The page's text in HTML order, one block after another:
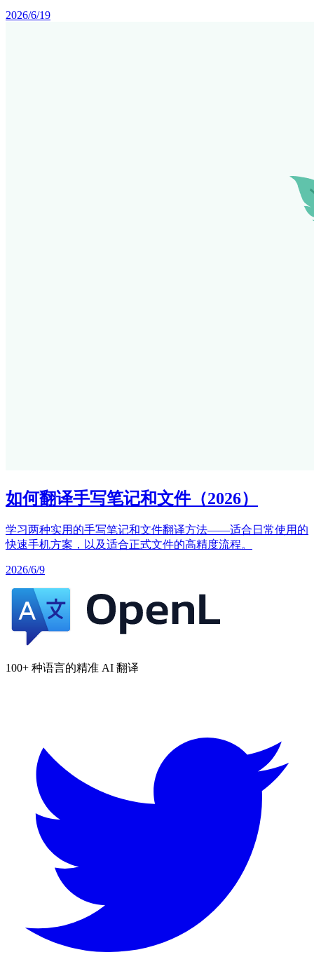
2026/6/19
如何翻译手写笔记和文件（2026）
学习两种实用的手写笔记和文件翻译方法——适合日常使用的
快速手机方案，以及适合正式文件的高精度流程。
2026/6/9
100+ 种语言的精准 AI 翻译